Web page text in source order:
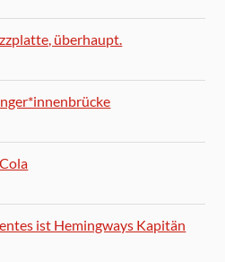
überhaupt.
ist Hemingways Kapitän